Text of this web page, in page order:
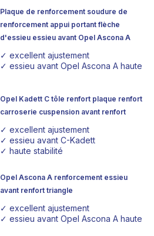
Plaque de renforcement soudure de
renforcement appui portant flèche
d'essieu essieu avant Opel Ascona A
✓ excellent ajustement
✓ essieu avant Opel Ascona A haute
Opel Kadett C tôle renfort plaque renfort
carroserie cuspension avant renfort
✓ excellent ajustement
✓ essieu avant C-Kadett
✓ haute stabilité
Opel Ascona A renforcement essieu
avant renfort triangle
✓ excellent ajustement
✓ essieu avant Opel Ascona A haute